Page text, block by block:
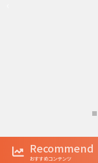
Recommend
おすすめコンテンツ